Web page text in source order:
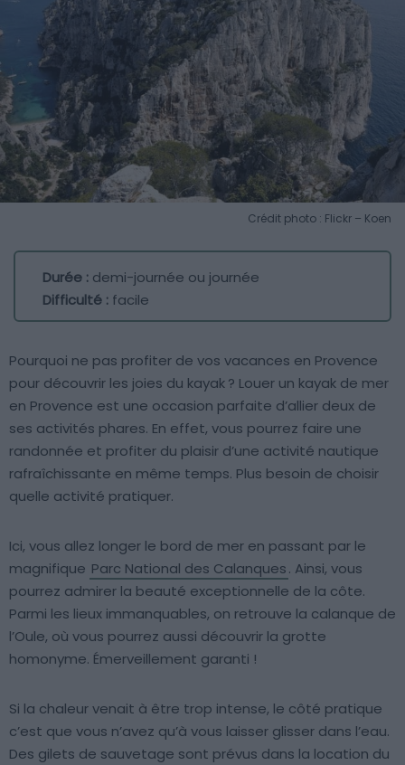
Crédit photo : Flickr – Koen
Durée : demi-journée ou journée
Difficulté : facile
Pourquoi ne pas profiter de vos vacances en Provence
pour découvrir les joies du kayak ? Louer un kayak de mer
en Provence est une occasion parfaite d’allier deux de
ses activités phares. En effet, vous pourrez faire une
randonnée et profiter du plaisir d’une activité nautique
rafraîchissante en même temps. Plus besoin de choisir
quelle activité pratiquer.
Ici, vous allez longer le bord de mer en passant par le
magnifique Parc National des Calanques. Ainsi, vous
pourrez admirer la beauté exceptionnelle de la côte.
Parmi les lieux immanquables, on retrouve la calanque de
l’Oule, où vous pourrez aussi découvrir la grotte
homonyme. Émerveillement garanti !
Si la chaleur venait à être trop intense, le côté pratique
c’est que vous n’avez qu’à vous laisser glisser dans l’eau.
Des gilets de sauvetage sont prévus dans la location du